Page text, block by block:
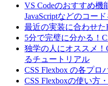
VS Codeのおすすめ機
JavaScriptなどのコー
最近の実装に合わせ
5分で完璧に分かる！
独学の人にオススメ！
るチュートリアル
CSS Flexbox の各プロ
CSS Flexboxの使い方